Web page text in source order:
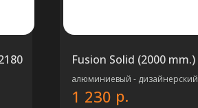
Fusion Solid (2000 mm.)
алюминиевый - дизайнерский
1 230 р.